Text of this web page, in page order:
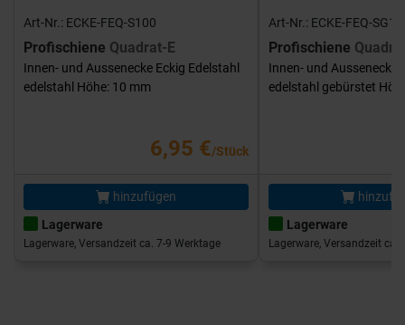
Art-Nr.: ECKE-FEQ-S100
Profischiene Quadrat-E
Innen- und Aussenecke Eckig Edelstahl
edelstahl Höhe: 10 mm
6,95 €/Stück
hinzufügen
Lagerware
Lagerware, Versandzeit ca. 7-9 Werktage
Art-Nr.: ECKE-FEQ-
Profischiene
Innen- und Aussenecke
edelstahl gebürstet
Lagerware
Lagerware, Versandzeit ca.